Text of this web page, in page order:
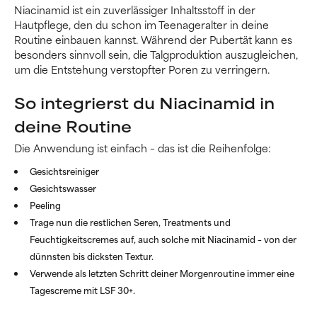
Niacinamid ist ein zuverlässiger Inhaltsstoff in der
Hautpflege, den du schon im Teenageralter in deine
Routine einbauen kannst. Während der Pubertät kann es
besonders sinnvoll sein, die Talgproduktion auszugleichen,
um die Entstehung verstopfter Poren zu verringern.
So integrierst du Niacinamid in
deine Routine
Die Anwendung ist einfach – das ist die Reihenfolge:
Gesichtsreiniger
Gesichtswasser
Peeling
Trage nun die restlichen Seren, Treatments und
Feuchtigkeitscremes auf, auch solche mit Niacinamid – von der
dünnsten bis dicksten Textur.
Verwende als letzten Schritt deiner Morgenroutine immer eine
Tagescreme mit LSF 30+.